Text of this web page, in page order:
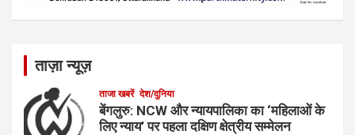
ताज़ा न्यूज़
ताजा खबरें देश/दुनिया
बेंगलुरु: NCW और न्यायपालिका का ‘महिलाओं के
लिए न्याय’ पर पहला दक्षिण क्षेत्रीय सम्मेलन